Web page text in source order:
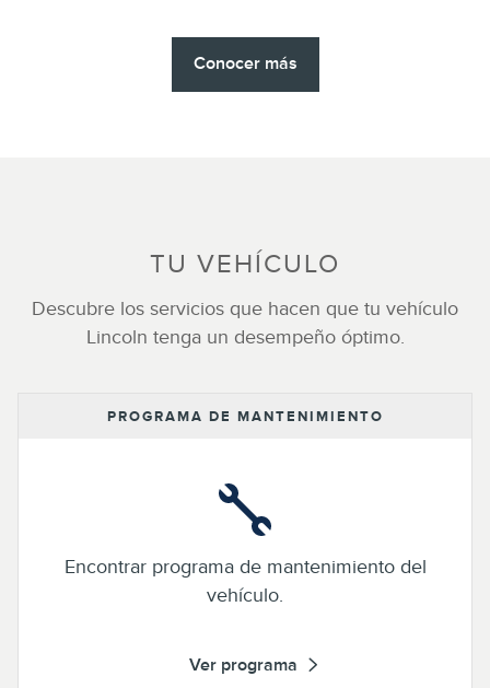
Conocer más
TU VEHÍCULO
Descubre los servicios que hacen que tu vehículo
Lincoln tenga un desempeño óptimo.
PROGRAMA DE MANTENIMIENTO
Encontrar programa de mantenimiento del
vehículo.
Ver programa